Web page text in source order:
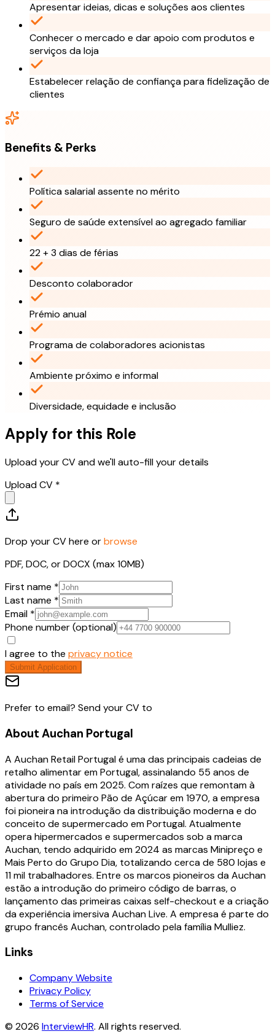
Apresentar ideias, dicas e soluções aos clientes
Conhecer o mercado e dar apoio com produtos e
serviços da loja
Estabelecer relação de confiança para fidelização de
clientes
Benefits & Perks
Política salarial assente no mérito
Seguro de saúde extensível ao agregado familiar
22 + 3 dias de férias
Desconto colaborador
Prémio anual
Programa de colaboradores acionistas
Ambiente próximo e informal
Diversidade, equidade e inclusão
Apply for this Role
Upload your CV and we'll auto-fill your details
Upload CV *
Drop your CV here orbrowse
PDF, DOC, or DOCX (max 10MB)
First name *
Last name *
Email *
Phone number (optional)
I agree to the privacy notice
Submit Application
Prefer to email? Send your CV to
About Auchan Portugal
A Auchan Retail Portugal é uma das principais cadeias de
retalho alimentar em Portugal, assinalando 55 anos de
atividade no país em 2025. Com raízes que remontam à
abertura do primeiro Pão de Açúcar em 1970, a empresa
foi pioneira na introdução da distribuição moderna e do
conceito de supermercado em Portugal. Atualmente
opera hipermercados e supermercados sob a marca
Auchan, tendo adquirido em 2024 as marcas Minipreço e
Mais Perto do Grupo Dia, totalizando cerca de 580 lojas e
11 mil trabalhadores. Entre os marcos pioneiros da Auchan
estão a introdução do primeiro código de barras, o
lançamento das primeiras caixas self-checkout e a criação
da experiência imersiva Auchan Live. A empresa é parte do
grupo francês Auchan, controlado pela família Mulliez.
Links
Company Website
Privacy Policy
Terms of Service
© 2026 InterviewHR. All rights reserved.